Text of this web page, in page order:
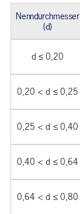
Nenndurchmesser
(d)
d ≤ 0,20
0,20 < d ≤ 0,25
0,25 < d ≤ 0,40
0,40 < d ≤ 0,64
0,64 < d ≤ 0,80